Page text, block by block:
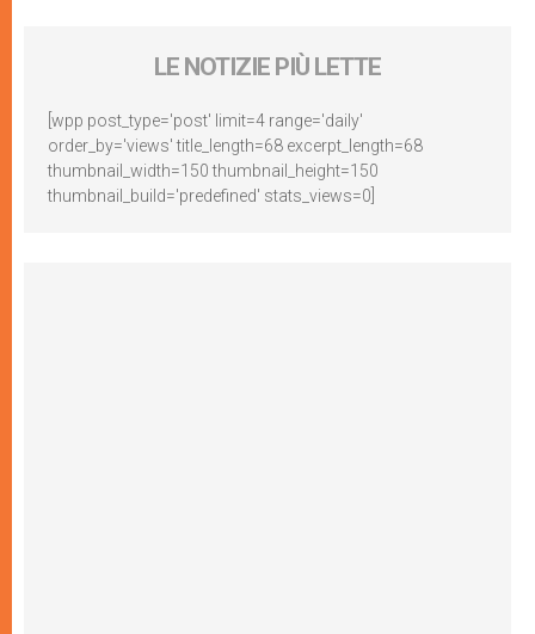
LE NOTIZIE PIÙ LETTE
[wpp post_type='post' limit=4 range='daily'
order_by='views' title_length=68 excerpt_length=68
thumbnail_width=150 thumbnail_height=150
thumbnail_build='predefined' stats_views=0]